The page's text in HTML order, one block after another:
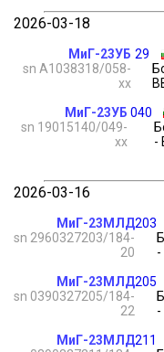
2026-03-18
МиГ-23УБ
sn А1038318/058-
хх
29
МиГ-23УБ
sn 19015140/049-
хх
040
-
2026-03-16
МиГ-23МЛД
sn 2960327203/184-
20
203
МиГ-23МЛД
sn 0390327205/184-
22
205
МиГ-23МЛД211